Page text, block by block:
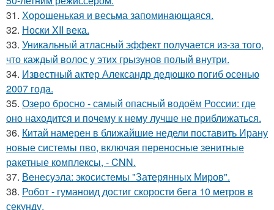
31. Хорoшенькая и весьма запоминaющаяся.
32. Носки XII века.
33. Уникальный атласный эффект получается из-за того,
что каждый волос у этих грызунов полый внутри.
34. Известный актер Александр дедюшко погиб осенью
2007 года.
35. Озеро бросно - самый опасный водоём России: где
оно находится и почему к нему лучше не приближаться.
36. Китай намерен в ближайшие недели поставить Ирану
новые системы пво, включая переносные зенитные
ракетные комплексы, - CNN.
37. Венесуэла: экосистемы "Затерянных Миров".
38. Робот - гуманоид достиг скорости бега 10 метров в
секунду.